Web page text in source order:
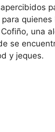
una
se
y jeques.